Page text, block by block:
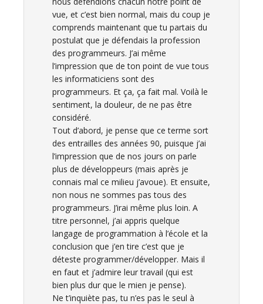
vue, et c’est bien normal, mais du coup je
comprends maintenant que tu partais du
postulat que je défendais la profession
des programmeurs. J’ai même
l’impression que de ton point de vue tous
les informaticiens sont des
programmeurs. Et ça, ça fait mal. Voilà le
sentiment, la douleur, de ne pas être
considéré.
Tout d’abord, je pense que ce terme sort
des entrailles des années 90, puisque j’ai
l’impression que de nos jours on parle
plus de développeurs (mais après je
connais mal ce milieu j’avoue). Et ensuite,
non nous ne sommes pas tous des
programmeurs. J’irai même plus loin. A
titre personnel, j’ai appris quelque
langage de programmation à l’école et la
conclusion que j’en tire c’est que je
déteste programmer/développer. Mais il
en faut et j’admire leur travail (qui est
bien plus dur que le mien je pense).
Ne t’inquiète pas, tu n’es pas le seul à